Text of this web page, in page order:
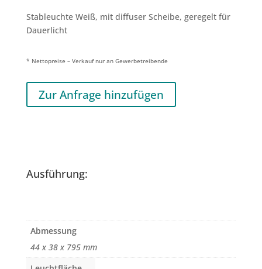
Stableuchte Weiß, mit diffuser Scheibe, geregelt für
Dauerlicht
* Nettopreise – Verkauf nur an Gewerbetreibende
Zur Anfrage hinzufügen
Ausführung:
Abmessung
44 x 38 x 795 mm